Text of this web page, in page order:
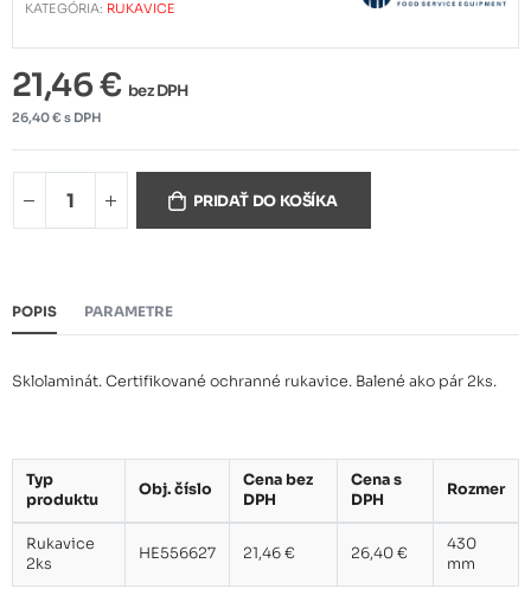
KATEGÓRIA: RUKAVICE
21,46 € bez DPH
26,40 € s DPH
PRIDAŤ DO KOŠÍKA
POPIS PARAMETRE
Sklolaminát. Certifikované ochranné rukavice. Balené ako pár 2ks.
Typ
produktu
Obj. číslo
Cena bez
DPH
Cena s
DPH
Rozmer
Rukavice
2ks
HE556627 21,46 € 26,40 €
430
mm